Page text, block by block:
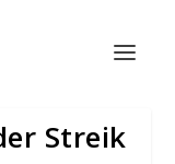
Streik